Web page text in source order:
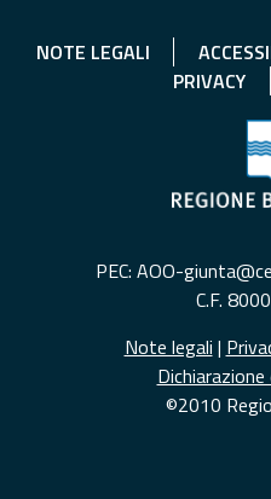
NOTE LEGALI
PRIVACY
PEC: AOO-
C.F.
Note legali |
©2010